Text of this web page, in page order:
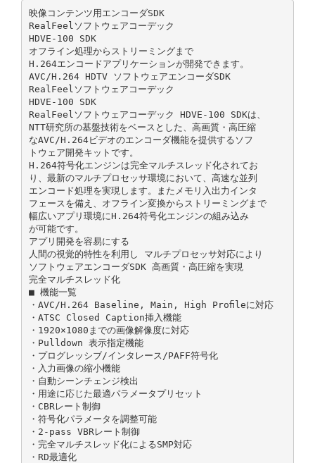
映像コンテンツ用エンコーダSDK
RealFeelソフトウェアコーデック
HDVE-100 SDK
オフライン処理からストリーミングまで
H.264エンコードアプリケーションが開発できます。
AVC/H.264 HDTV ソフトウェアエンコーダSDK
RealFeelソフトウェアコーデック
HDVE-100 SDK
RealFeelソフトウェアコーデック HDVE-100 SDKは、
NTT研究所の基盤技術をベースとした、高画質・高圧縮
なAVC/H.264ビデオのエンコーダ機能を提供するソフ
トウェア開発キットです。
H.264符号化エンジンは完全マルチスレッド化されてお
り、最新のマルチプロセッサ環境において、高速な並列
エンコード処理を実現します。またメモリ入出力インタ
フェースを備え、オフライン変換からストリーミングまで
幅広いアプリ環境にH.264符号化エンジンの組み込み
が可能です。
アプリ開発を容易にする
人間の視覚的特性を利用し マルチプロセッサ対応により
ソフトウェアエンコーダSDK 高画質・高圧縮を実現
完全マルチスレッド化
■ 機能一覧
・AVC/H.264 Baseline, Main, High Proﬁleに対応
・ATSC Closed Caption挿入機能
・1920×1080までの画像解像度に対応
・Pulldown 表示指定機能
・プログレッシブ/インタレース/PAFF符号化
・入力画像の縮小機能
・自動シーンチェンジ検出
・用途に応じた最適パラメータプリセット
・CBRレート制御
・符号化パラメータを調整可能
・2-pass VBRレート制御
・完全マルチスレッド化によるSMP対応
・RD最適化